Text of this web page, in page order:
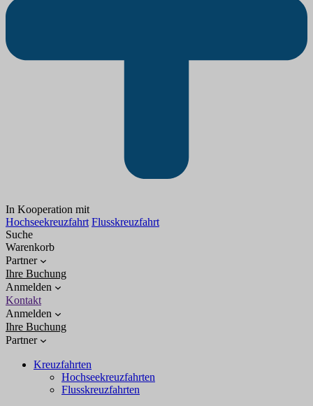
In Kooperation mit
Hochseekreuzfahrt Flusskreuzfahrt
Suche
Warenkorb
Partner
Ihre Buchung
Anmelden
Kontakt
Anmelden
Ihre Buchung
Partner
Kreuzfahrten
Hochseekreuzfahrten
Flusskreuzfahrten